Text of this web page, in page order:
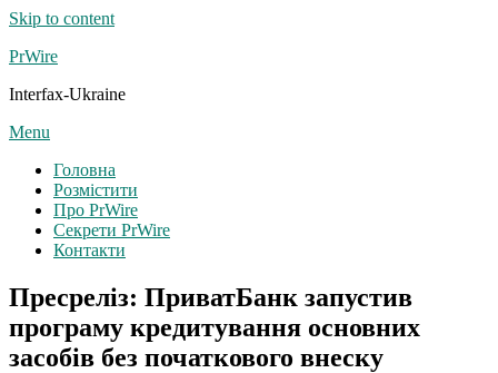
Skip to content
PrWire
Interfax-Ukraine
Menu
Головна
Розмістити
Про PrWire
Секрети PrWire
Контакти
Пресреліз: ПриватБанк запустив
програму кредитування основних
засобів без початкового внеску